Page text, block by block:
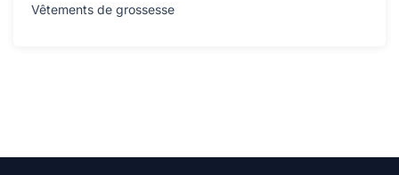
Vêtements de grossesse